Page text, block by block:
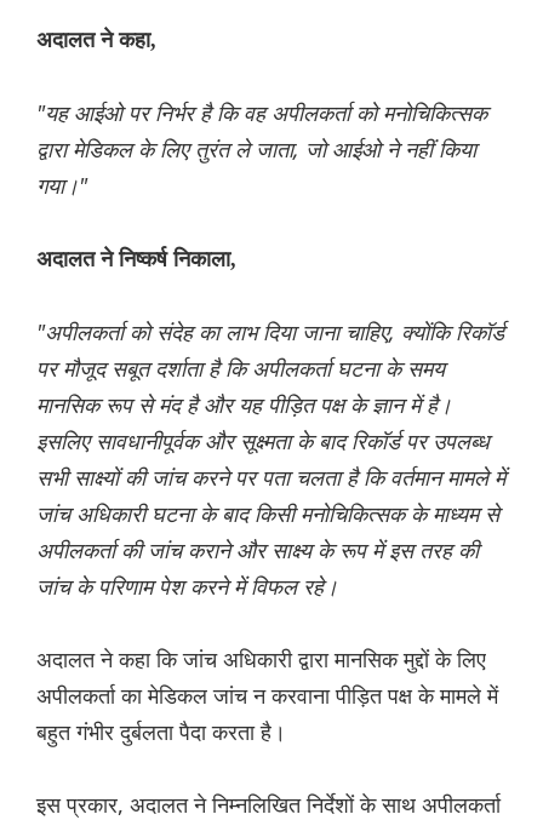
अदालत ने कहा,
"यह आईओ पर निर्भर है कि वह अपीलकर्ता को मनोचिकित्सक
द्वारा मेडिकल के लिए तुरंत ले जाता, जो आईओ ने नहीं किया
गया।"
अदालत ने निष्कर्ष निकाला,
"अपीलकर्ता को संदेह का लाभ दिया जाना चाहिए, क्योंकि रिकॉर्ड
पर मौजूद सबूत दर्शाता है कि अपीलकर्ता घटना के समय
मानसिक रूप से मंद है और यह पीड़ित पक्ष के ज्ञान में है।
इसलिए सावधानीपूर्वक और सूक्ष्मता के बाद रिकॉर्ड पर उपलब्ध
सभी साक्ष्यों की जांच करने पर पता चलता है कि वर्तमान मामले में
जांच अधिकारी घटना के बाद किसी मनोचिकित्सक के माध्यम से
अपीलकर्ता की जांच कराने और साक्ष्य के रूप में इस तरह की
जांच के परिणाम पेश करने में विफल रहे।
अदालत ने कहा कि जांच अधिकारी द्वारा मानसिक मुद्दों के लिए
अपीलकर्ता का मेडिकल जांच न करवाना पीड़ित पक्ष के मामले में
बहुत गंभीर दुर्बलता पैदा करता है।
इस प्रकार, अदालत ने निम्नलिखित निर्देशों के साथ अपीलकर्ता